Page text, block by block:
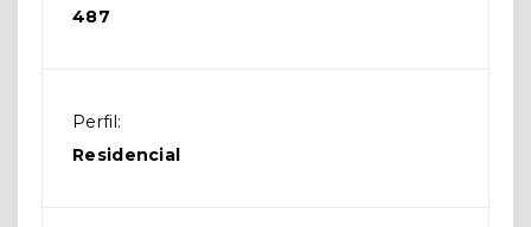
487
Perfil:
Residencial